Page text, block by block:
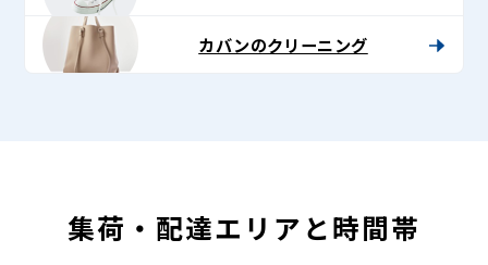
カバンのクリーニング
集荷・配達エリアと時間帯